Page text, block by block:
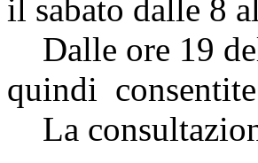
il sabato dalle 8
Dalle ore 19
quindi
La